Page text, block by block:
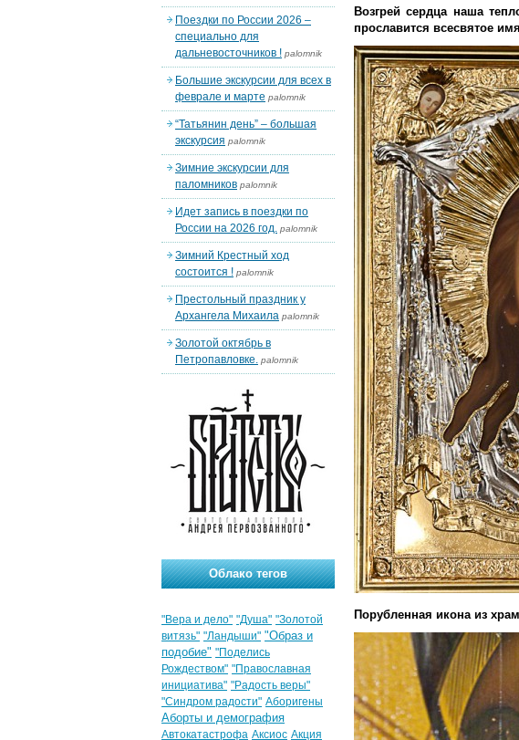
Возгрей сердца наша
прославится всесвятое
Порубленная икона из
Поездки по России 2026 –
специально для
дальневосточников ! palomnik
Большие экскурсии для всех в
феврале и марте palomnik
“Татьянин день” – большая
экскурсия palomnik
Зимние экскурсии для
паломников palomnik
Идет запись в поездки по
России на 2026 год. palomnik
Зимний Крестный ход
состоится ! palomnik
Престольный праздник у
Архангела Михаила palomnik
Золотой октябрь в
Петропавловке. palomnik
Облако тегов
"Вера и дело" "Душа" "Золотой
витязь" "Ландыши" "Образ и
подобие" "Поделись
Рождеством" "Православная
инициатива" "Радость веры"
"Синдром радости" Аборигены
Аборты и демография
Автокатастрофа Аксиос Акция